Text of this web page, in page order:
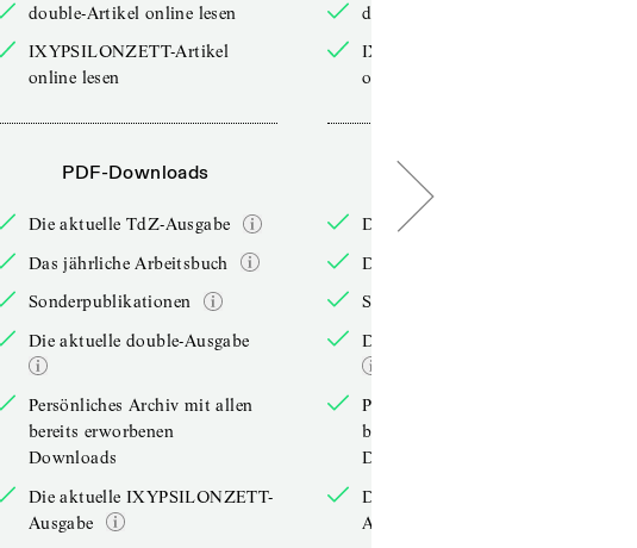
double-Artikel online lesen
IXYPSILONZETT-Artikel
online lesen
PDF-Downloads
Die aktuelle TdZ-Ausgabe
Das jährliche Arbeitsbuch
Sonderpublikationen
Die aktuelle double-Ausgabe
Persönliches Archiv mit allen
bereits erworbenen
Downloads
Die aktuelle IXYPSILONZETT-
Ausgabe
double-Artikel online lesen
IXYPSILONZETT-Artikel
online lesen
PDF-Downloads
Die aktuelle TdZ-Ausgabe
Das jährliche Arbeitsbuch
Sonderpublikationen
Die aktuelle double-Ausgabe
Persönliches Archiv mit allen
bereits erworbenen
Downloads
Die aktuelle IXYPSILONZETT-
Ausgabe